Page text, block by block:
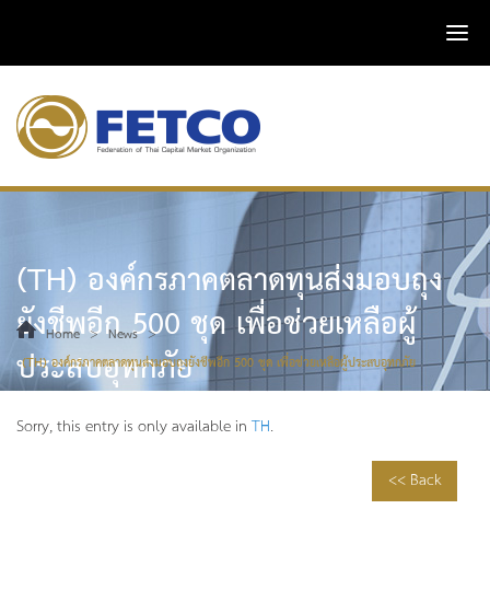
(TH) องค์กรภาคตลาดทุนส่งมอบถุง
ยังชีพอีก 500 ชุด เพื่อช่วยเหลือผู้
ประสบอุทกภัย
Home > News >
(TH) องค์กรภาคตลาดทุนส่งมอบถุงยังชีพอีก 500 ชุด เพื่อช่วยเหลือผู้ประสบอุทกภัย
Sorry, this entry is only available inTH.
<< Back